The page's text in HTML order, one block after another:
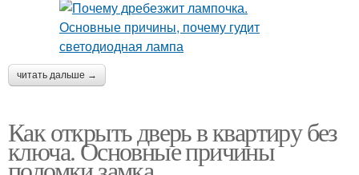
читать дальше →
Как открыть дверь в квартиру без
ключа. Основные причины